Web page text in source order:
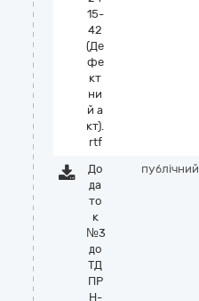
15-
42
(Де
фе
кт
ни
й а
кт).
rtf
До
да
то
к
№3
до
ТД
ПР
Н-
публічний